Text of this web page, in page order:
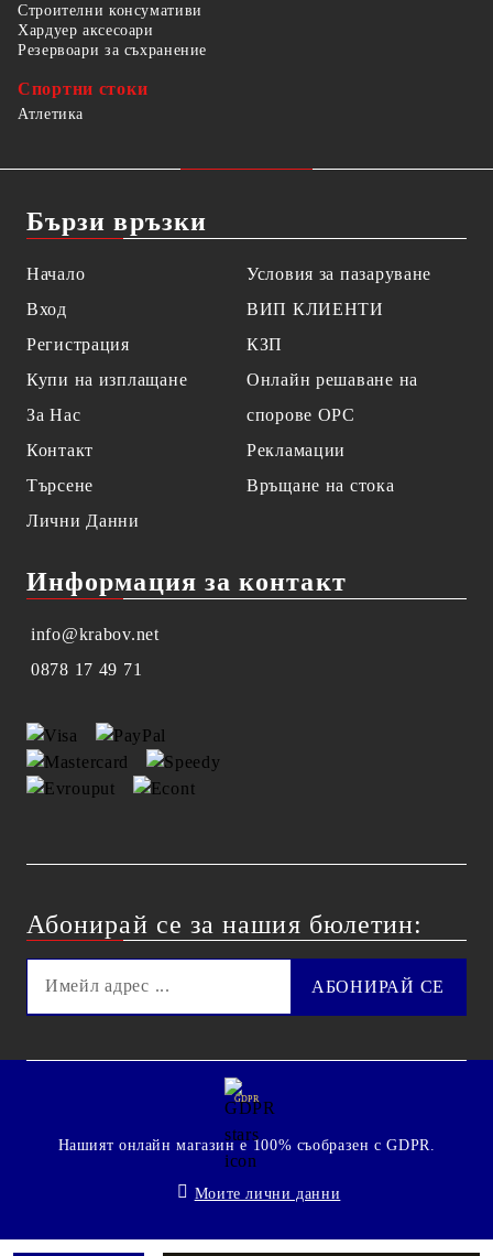
Строителни консумативи
Хардуер аксесоари
Резервоари за съхранение
Спортни стоки
Атлетика
Бързи връзки
Начало
Вход
Регистрация
Купи на изплащане
За Нас
Контакт
Търсене
Лични Данни
Условия за пазаруване
ВИП КЛИЕНТИ
КЗП
Онлайн решаване на
спорове OPC
Рекламации
Връщане на стока
Информация за контакт
info@krabov.net
0878 17 49 71
Абонирай се за нашия бюлетин:
GDPR
Нашият онлайн магазин е 100% съобразен с GDPR.
Моите лични данни